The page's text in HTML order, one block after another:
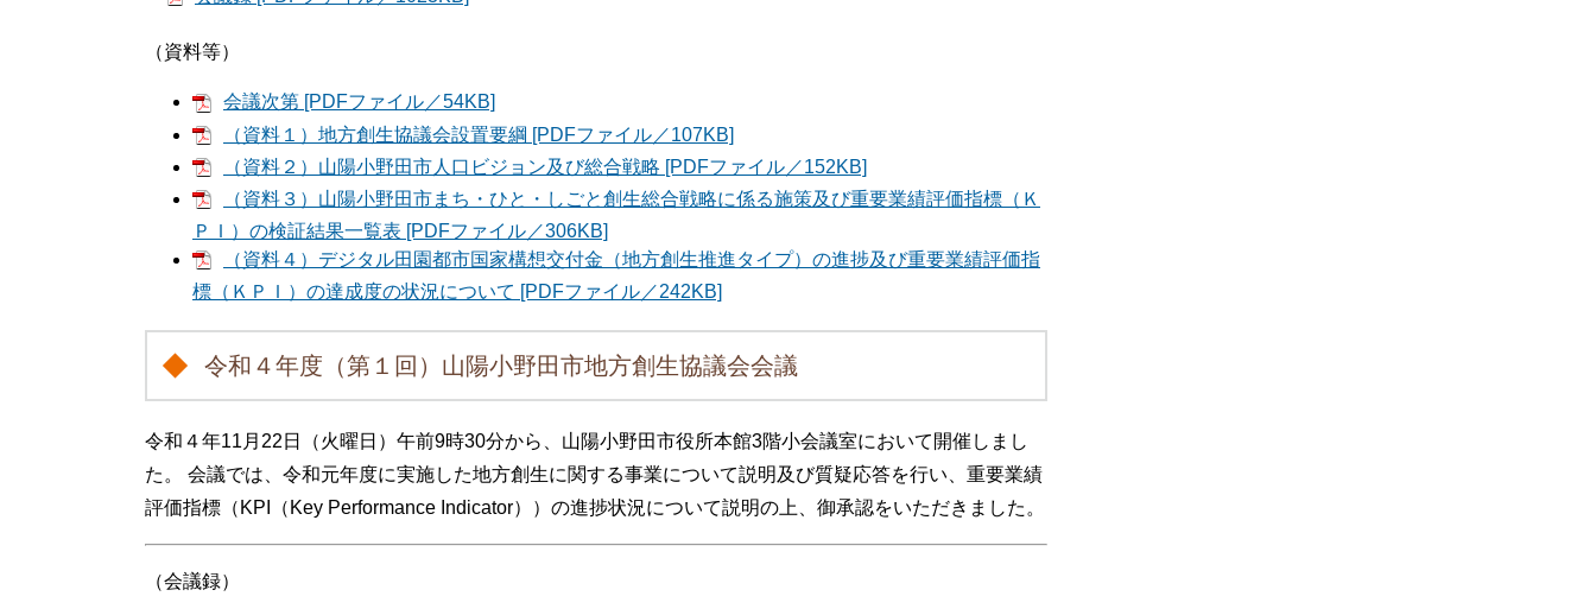
（資料等）
会議次第 [PDFファイル／54KB]
（資料１）地方創生協議会設置要綱 [PDFファイル／107KB]
（資料２）山陽小野田市人口ビジョン及び総合戦略 [PDFファイル／152KB]
（資料３）山陽小野田市まち・ひと・しごと創生総合戦略に係る施策及び重要業績評価指標（Ｋ
ＰＩ）の検証結果一覧表 [PDFファイル／306KB]
（資料４）デジタル田園都市国家構想交付金（地方創生推進タイプ）の進捗及び重要業績評価指
標（ＫＰＩ）の達成度の状況について [PDFファイル／242KB]
令和４年度（第１回）山陽小野田市地方創生協議会会議
令和４年11月22日（火曜日）午前9時30分から、山陽小野田市役所本館3階小会議室において開催しまし
た。 会議では、令和元年度に実施した地方創生に関する事業について説明及び質疑応答を行い、重要業績
評価指標（KPI（Key Performance Indicator））の進捗状況について説明の上、御承認をいただきました。
（会議録）